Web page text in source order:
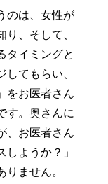
のは、女性が
、そして、
タイミングと
てもらい、
をお医者さん
す。奥さんに
、お医者さん
ようか？」
ません。